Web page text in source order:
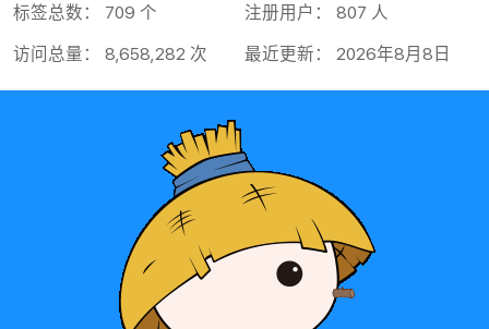
标签总数： 709 个 注册用户： 807 人
访问总量： 8,658,282 次 最近更新： 2026年8月8日